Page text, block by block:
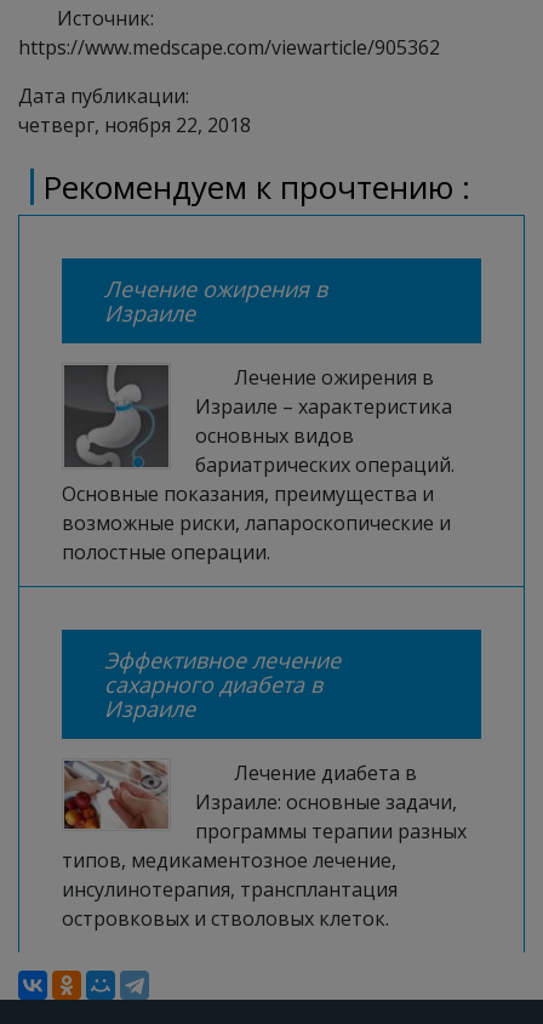
Источник:
https://www.medscape.com/viewarticle/905362
Дата публикации:
четверг, ноября 22, 2018
Рекомендуем к прочтению :
Лечение ожирения в
Израиле
Лечение ожирения в
Израиле – характеристика
основных видов
бариатрических операций.
Основные показания, преимущества и
возможные риски, лапароскопические и
полостные операции.
Эффективное лечение
сахарного диабета в
Израиле
Лечение диабета в
Израиле: основные задачи,
программы терапии разных
типов, медикаментозное лечение,
инсулинотерапия, трансплантация
островковых и стволовых клеток.